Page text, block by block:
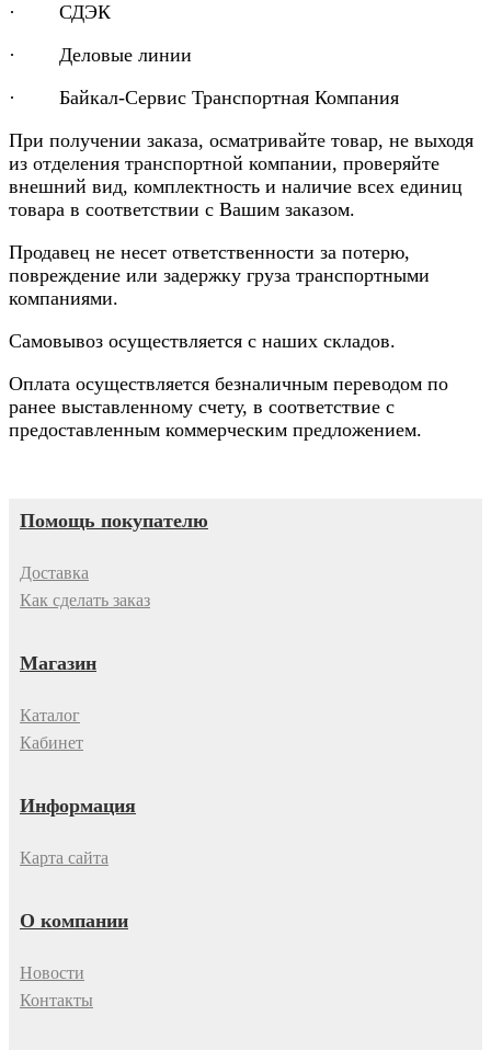
· СДЭК
· Деловые линии
· Байкал-Сервис Транспортная Компания
При получении заказа, осматривайте товар, не выходя
из отделения транспортной компании, проверяйте
внешний вид, комплектность и наличие всех единиц
товара в соответствии с Вашим заказом.
Продавец не несет ответственности за потерю,
повреждение или задержку груза транспортными
компаниями.
Самовывоз осуществляется с наших складов.
Оплата осуществляется безналичным переводом по
ранее выставленному счету, в соответствие с
предоставленным коммерческим предложением.
Помощь покупателю
Доставка
Как сделать заказ
Магазин
Каталог
Кабинет
Информация
Карта сайта
О компании
Новости
Контакты